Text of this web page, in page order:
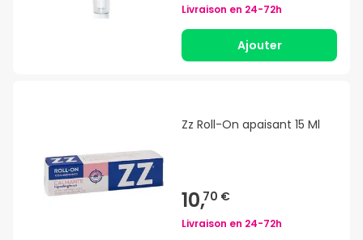
Livraison en 24-72h
Ajouter
Zz Roll-On apaisant 15 Ml
10,70 €
Livraison en 24-72h